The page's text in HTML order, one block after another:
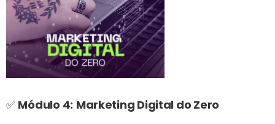
✅ Módulo 4: Marketing Digital do Zero